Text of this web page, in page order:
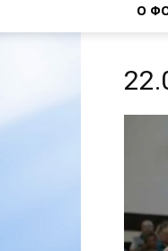
О